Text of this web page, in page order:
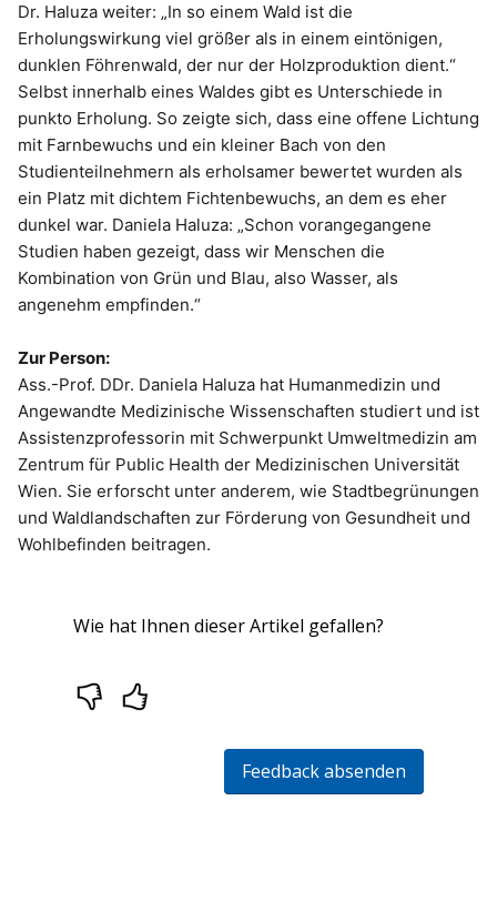
Dr. Haluza weiter: „In so einem Wald ist die
Erholungswirkung viel größer als in einem eintönigen,
dunklen Föhrenwald, der nur der Holzproduktion dient.“
Selbst innerhalb eines Waldes gibt es Unterschiede in
punkto Erholung. So zeigte sich, dass eine offene Lichtung
mit Farnbewuchs und ein kleiner Bach von den
Studienteilnehmern als erholsamer bewertet wurden als
ein Platz mit dichtem Fichtenbewuchs, an dem es eher
dunkel war. Daniela Haluza: „Schon vorangegangene
Studien haben gezeigt, dass wir Menschen die
Kombination von Grün und Blau, also Wasser, als
angenehm empfinden.“
Zur Person:
Ass.-Prof. DDr. Daniela Haluza hat Humanmedizin und
Angewandte Medizinische Wissenschaften studiert und ist
Assistenzprofessorin mit Schwerpunkt Umweltmedizin am
Zentrum für Public Health der Medizinischen Universität
Wien. Sie erforscht unter anderem, wie Stadtbegrünungen
und Waldlandschaften zur Förderung von Gesundheit und
Wohlbefinden beitragen.